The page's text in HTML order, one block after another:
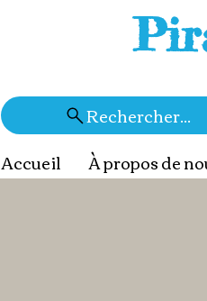
Rechercher...
Accueil
À propos de